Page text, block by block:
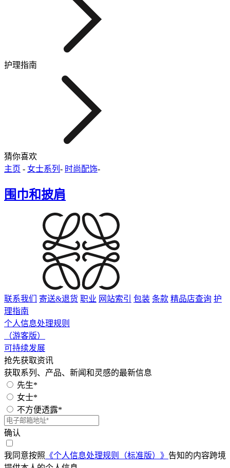
护理指南
猜你喜欢
主页 - 女士系列 - 时尚配饰-
围巾和披肩
联系我们 寄送&退货 职业 网站索引 包装 条款 精品店查询 护
理指南
个人信息处理规则
（游客版）
可持续发展
抢先获取资讯
获取系列、产品、新闻和灵感的最新信息
先生*
女士*
不方便透露*
确认
我同意按照 《个人信息处理规则（标准版）》 告知的内容跨境